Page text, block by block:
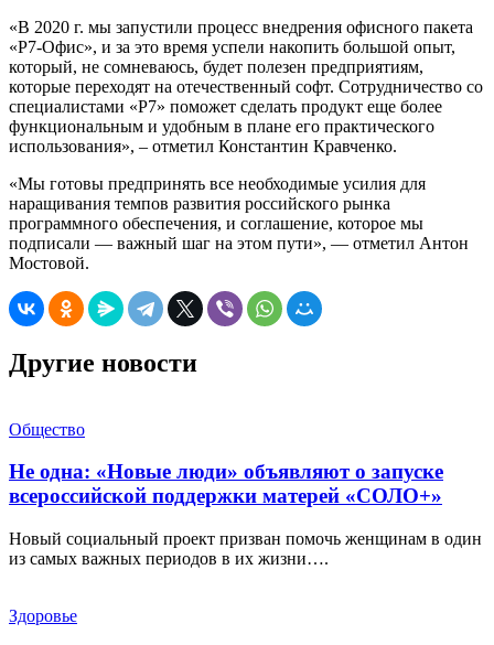
«В 2020 г. мы запустили процесс внедрения офисного пакета
«Р7-Офис», и за это время успели накопить большой опыт,
который, не сомневаюсь, будет полезен предприятиям,
которые переходят на отечественный софт. Сотрудничество со
специалистами «Р7» поможет сделать продукт еще более
функциональным и удобным в плане его практического
использования», – отметил Константин Кравченко.
«Мы готовы предпринять все необходимые усилия для
наращивания темпов развития российского рынка
программного обеспечения, и соглашение, которое мы
подписали — важный шаг на этом пути», — отметил Антон
Мостовой.
Другие новости
Общество
Не одна: «Новые люди» объявляют о запуске
всероссийской поддержки матерей «СОЛО+»
Новый социальный проект призван помочь женщинам в один
из самых важных периодов в их жизни….
Здоровье